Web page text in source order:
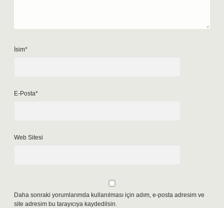
İsim*
E-Posta*
Web Sitesi
Daha sonraki yorumlarımda kullanılması için adım, e-posta adresim ve
site adresim bu tarayıcıya kaydedilsin.